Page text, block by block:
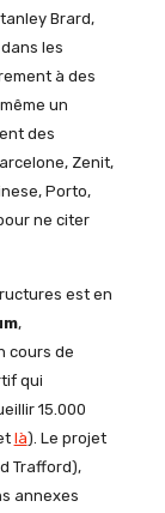
Brard,
les
à des
un
des
Zenit,
Porto,
ne citer
est en
,
cours de
qui
15.000
là). Le projet
Trafford),
annexes